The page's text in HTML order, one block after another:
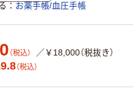
お薬手帳/血圧手帳
（税込）
／￥18,000（税抜き）
（税込）